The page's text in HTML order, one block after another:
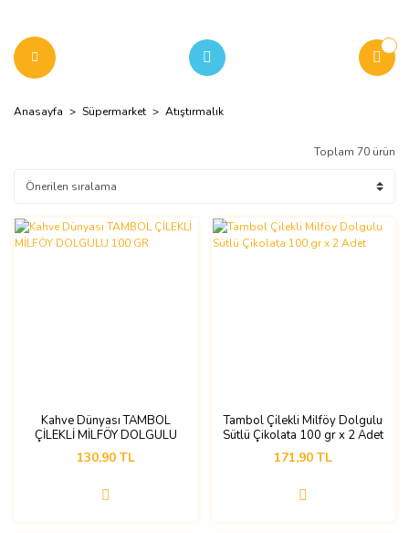
Anasayfa Süpermarket Atıştırmalık
Toplam 70 ürün
Kahve Dünyası TAMBOL
ÇİLEKLİ MİLFÖY DOLGULU
100 GR
130,90 TL
Tambol Çilekli Milföy Dolgulu
Sütlü Çikolata 100 gr x 2 Adet
171,90 TL